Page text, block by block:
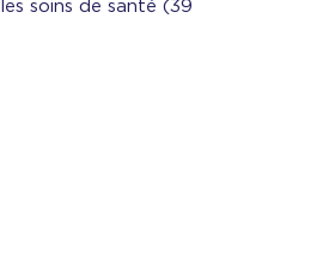
soins de santé (39